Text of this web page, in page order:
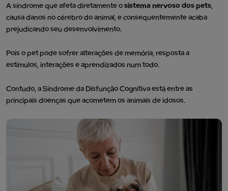
A síndrome que afeta diretamente osistema nervoso dos pets,
causa danos no cérebro do animal, e consequentemente acaba
prejudicando seu desenvolvimento.
Pois o pet pode sofrer alterações de memória, resposta a
estímulos, interações e aprendizados num todo.
Contudo, a Síndrome da Disfunção Cognitiva está entre as
principais doenças que acometem os animais de idosos.